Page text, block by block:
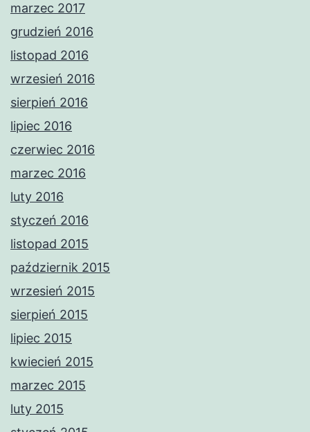
marzec 2017
grudzień 2016
listopad 2016
wrzesień 2016
sierpień 2016
lipiec 2016
czerwiec 2016
marzec 2016
luty 2016
styczeń 2016
listopad 2015
październik 2015
wrzesień 2015
sierpień 2015
lipiec 2015
kwiecień 2015
marzec 2015
luty 2015